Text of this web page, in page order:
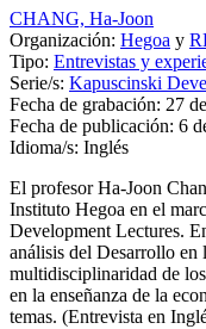
CHANG, Ha-Joon
Organización: Hegoa y
Tipo: Entrevistas y
Serie/s: Kapuscinski
Fecha de grabación: 27
Fecha de publicación: 6
Idioma/s: Inglés
El profesor Ha-Joon
Instituto Hegoa en el
Development Lectures.
análisis del Desarrollo
multidisciplinaridad de
en la enseñanza de la
temas. (Entrevista en